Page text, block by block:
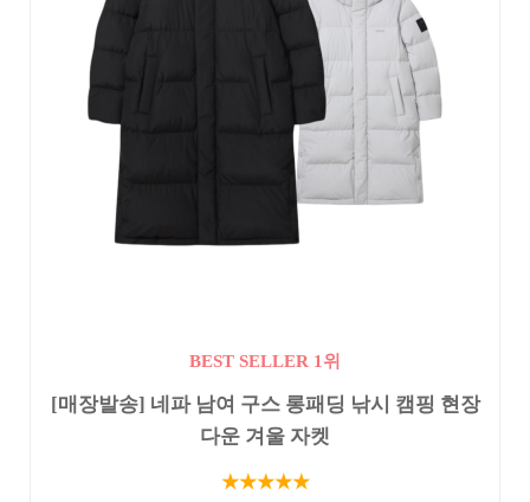
BEST SELLER 1위
[매장발송] 네파 남여 구스 롱패딩 낚시 캠핑 현장
다운 겨울 자켓
★★★★★